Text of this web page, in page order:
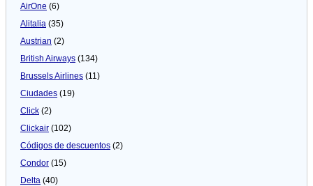
AirOne (6)
Alitalia (35)
Austrian (2)
British Airways (134)
Brussels Airlines (11)
Ciudades (19)
Click (2)
Clickair (102)
Códigos de descuentos (2)
Condor (15)
Delta (40)